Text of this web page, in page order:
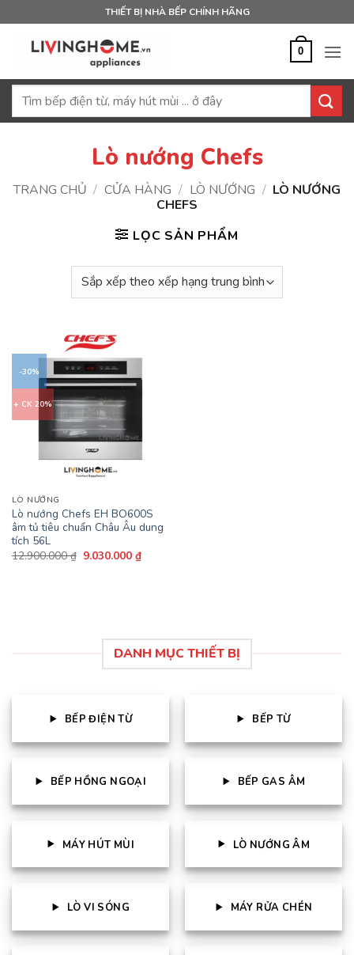
qua
THIẾT BỊ NHÀ BẾP CHÍNH HÃNG
0
Tìm
Lò nướng Chefs
TRANG CHỦ / CỬA HÀNG / LÒ NƯỚNG / LÒ NƯỚNG
CHEFS
LỌC SẢN PHẨM
-30%
+ CK 20%
LÒ NƯỚNG
Lò nướng Chefs EH BO600S
âm tủ tiêu chuẩn Châu Âu dung
tích 56L
12.900.000₫ Giá
9.030.000 ₫Giá
hiện
DANH MỤC THIẾT BỊ
BẾP ĐIỆN TỪ BẾP TỪ
BẾP HỒNG NGOẠI BẾP GAS ÂM
MÁY HÚT MÙI LÒ NƯỚNG ÂM
LÒ VI SÓNG MÁY RỬA CHÉN